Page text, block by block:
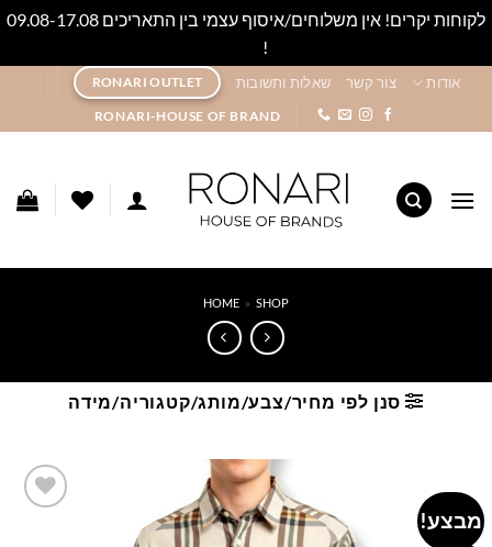
לקוחות יקרים! אין משלוחים/איסוף עצמי בין התאריכים 09.08-17.08
!
content
אודות צור קשר שאלות ותשובות RONARI OUTLET
RONARI-HOUSE OF BRAND
HOME » SHOP
סנן לפי מחיר/צבע/מותג/קטגוריה/מידה
מבצע!